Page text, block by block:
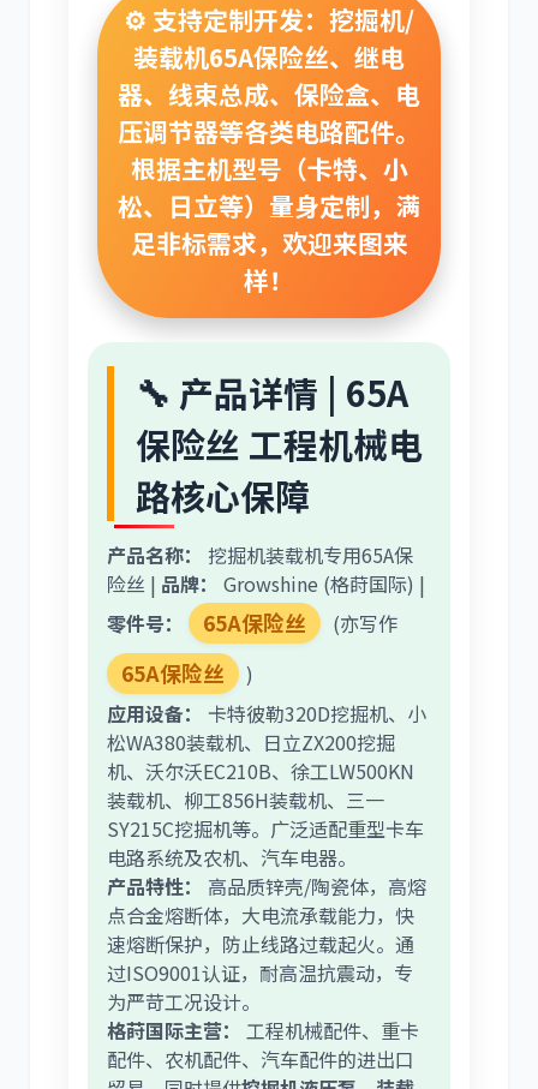
利勃海尔 凯斯
山猫 上柴
尼桑 依维柯
⚙️ 支持定制开发：挖掘机/
装载机65A保险丝、继电
器、线束总成、保险盒、电
压调节器等各类电路配件。
根据主机型号（卡特、小
松、日立等）量身定制，满
足非标需求，欢迎来图来
样！
🔧 产品详情 | 65A
保险丝 工程机械电
路核心保障
产品名称：
挖掘机装载机专用65A保
险丝 | 品牌：
Growshine (格莳国际) |
零件号：
65A保险丝 (亦写作
65A保险丝
)
应用设备：
卡特彼勒320D挖掘机、小
松WA380装载机、日立ZX200挖掘
机、沃尔沃EC210B、徐工LW500KN
装载机、柳工856H装载机、三一
SY215C挖掘机等。广泛适配重型卡车
电路系统及农机、汽车电器。
产品特性：
高品质锌壳/陶瓷体，高熔
点合金熔断体，大电流承载能力，快
速熔断保护，防止线路过载起火。通
过ISO9001认证，耐高温抗震动，专
为严苛工况设计。
格莳国际主营：
工程机械配件、重卡
配件、农机配件、汽车配件的进出口